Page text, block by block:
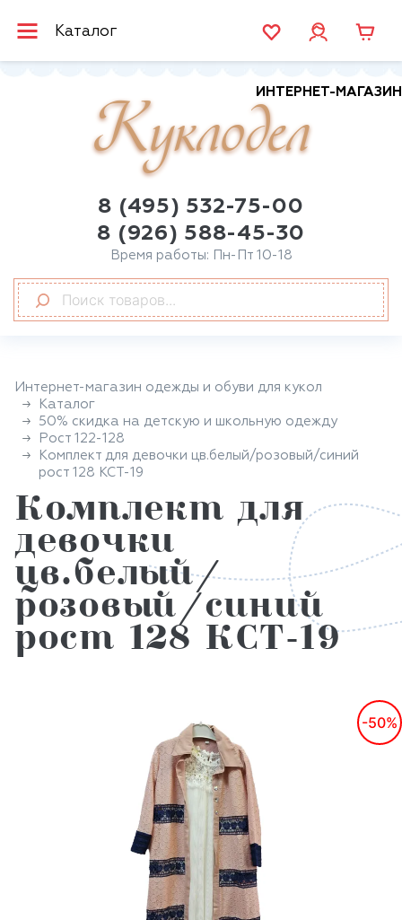
Каталог
ИНТЕРНЕТ-МАГАЗИН
Куклодел
8 (495) 532-75-00
8 (926) 588-45-30
Время работы: Пн-Пт 10-18
Интернет-магазин одежды и обуви для кукол
Каталог
50% скидка на детскую и школьную одежду
Рост 122-128
Комплект для девочки цв.белый/розовый/синий
рост 128 КСТ-19
Комплект для
девочки
цв.белый/
розовый/синий
рост 128 КСТ-19
-50%